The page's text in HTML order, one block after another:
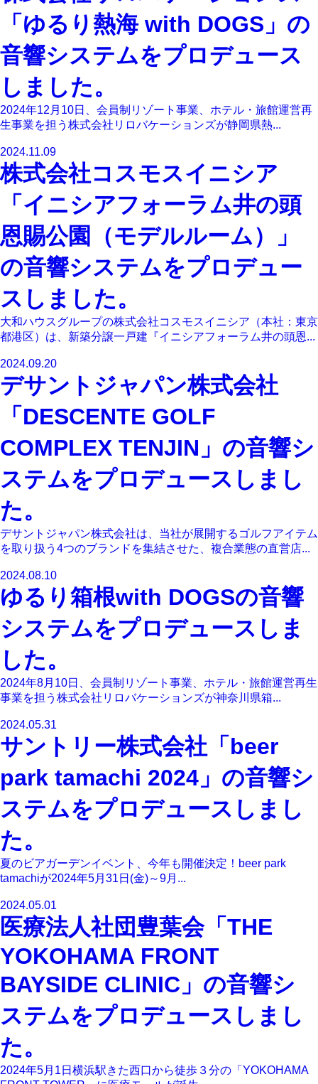
「ゆるり熱海 with DOGS」の
音響システムをプロデュース
しました。
2024年12月10日、会員制リゾート事業、ホテル・旅館運営再
生事業を担う株式会社リロバケーションズが静岡県熱...
2024.11.09
株式会社コスモスイニシア
「イニシアフォーラム井の頭
恩賜公園（モデルルーム）」
の音響システムをプロデュー
スしました。
大和ハウスグループの株式会社コスモスイニシア（本社：東京
都港区）は、新築分譲一戸建『イニシアフォーラム井の頭恩...
2024.09.20
デサントジャパン株式会社
「DESCENTE GOLF
COMPLEX TENJIN」の音響シ
ステムをプロデュースしまし
た。
デサントジャパン株式会社は、当社が展開するゴルフアイテム
を取り扱う4つのブランドを集結させた、複合業態の直営店...
2024.08.10
ゆるり箱根with DOGSの音響
システムをプロデュースしま
した。
2024年8月10日、会員制リゾート事業、ホテル・旅館運営再生
事業を担う株式会社リロバケーションズが神奈川県箱...
2024.05.31
サントリー株式会社「beer
park tamachi 2024」の音響シ
ステムをプロデュースしまし
た。
夏のビアガーデンイベント、今年も開催決定！beer park
tamachiが2024年5月31日(金)～9月...
2024.05.01
医療法人社団豊葉会「THE
YOKOHAMA FRONT
BAYSIDE CLINIC」の音響シ
ステムをプロデュースしまし
た。
2024年5月1日横浜駅きた西口から徒歩３分の「YOKOHAMA